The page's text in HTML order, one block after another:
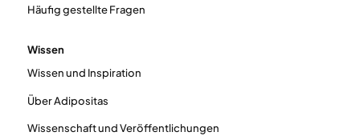
Häufig gestellte Fragen
Wissen
Wissen und Inspiration
Über Adipositas
Wissenschaft und Veröffentlichungen